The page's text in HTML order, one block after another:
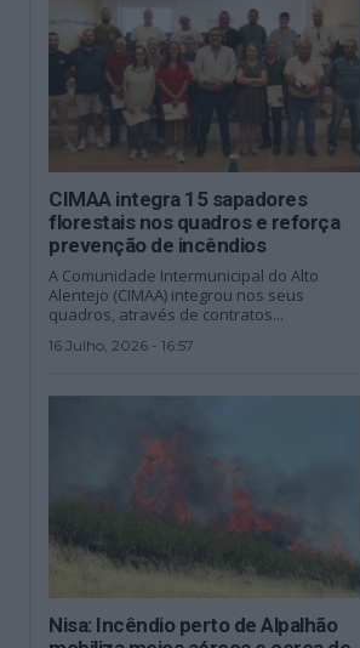
CIMAA integra 15 sapadores
florestais nos quadros e reforça
prevenção de incêndios
A Comunidade Intermunicipal do Alto
Alentejo (CIMAA) integrou nos seus
quadros, através de contratos...
16 Julho, 2026 - 16:57
Nisa: Incêndio perto de Alpalhão